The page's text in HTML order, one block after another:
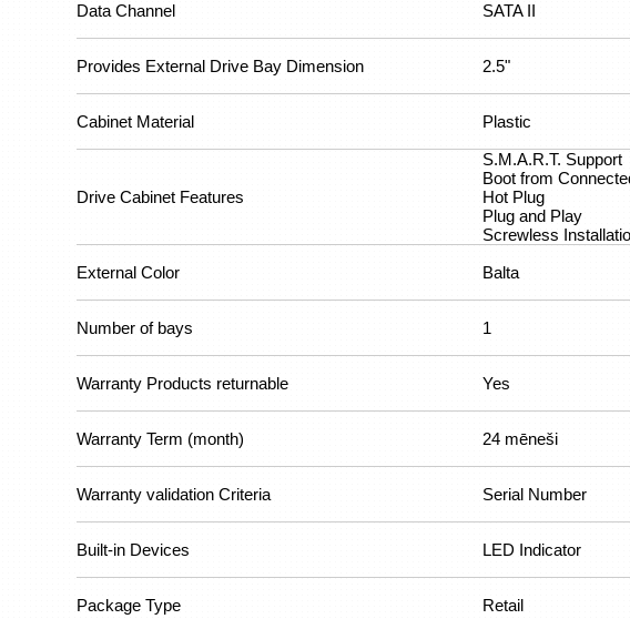
Data Channel SATA II
Provides External Drive Bay Dimension 2.5"
Cabinet Material Plastic
Drive Cabinet Features
S.M.A.R.T. Support
Boot from
Hot Plug
Plug and Play
Screwless
External Color
Balta
Number of bays 1
Warranty Products returnable Yes
Warranty Term (month) 24 mēneši
Warranty validation Criteria Serial Number
Built-in Devices LED Indicator
Package Type Retail